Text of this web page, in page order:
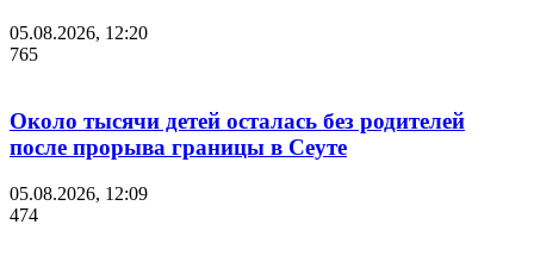
05.08.2026, 12:20
765
Около тысячи детей осталась без родителей
после прорыва границы в Сеуте
05.08.2026, 12:09
474